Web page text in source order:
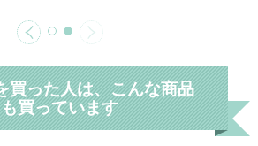
買った人は、こんな商品
も買っています